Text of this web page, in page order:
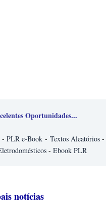
Oportunidades...
- PLR e-Book- Textos Aleatórios-
- Ebook PLR
notícias